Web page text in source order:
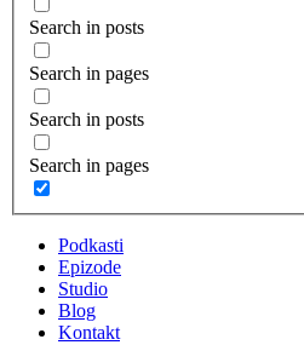
Search in posts
Search in pages
Search in posts
Search in pages
Podkasti
Epizode
Studio
Blog
Kontakt